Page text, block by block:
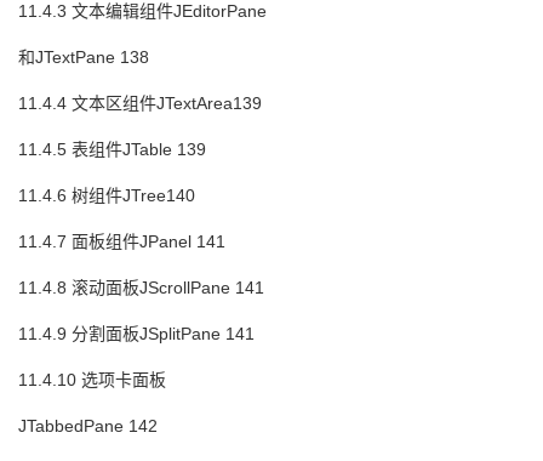
11.4.3 文本编辑组件JEditorPane
和JTextPane 138
11.4.4 文本区组件JTextArea139
11.4.5 表组件JTable 139
11.4.6 树组件JTree140
11.4.7 面板组件JPanel 141
11.4.8 滚动面板JScrollPane 141
11.4.9 分割面板JSplitPane 141
11.4.10 选项卡面板
JTabbedPane 142